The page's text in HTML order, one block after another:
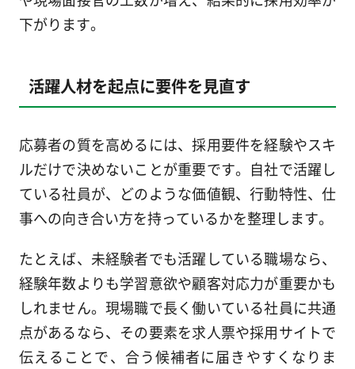
下がります。
活躍人材を起点に要件を見直す
応募者の質を高めるには、採用要件を経験やスキ
ルだけで決めないことが重要です。自社で活躍し
ている社員が、どのような価値観、行動特性、仕
事への向き合い方を持っているかを整理します。
たとえば、未経験者でも活躍している職場なら、
経験年数よりも学習意欲や顧客対応力が重要かも
しれません。現場職で長く働いている社員に共通
点があるなら、その要素を求人票や採用サイトで
伝えることで、合う候補者に届きやすくなりま